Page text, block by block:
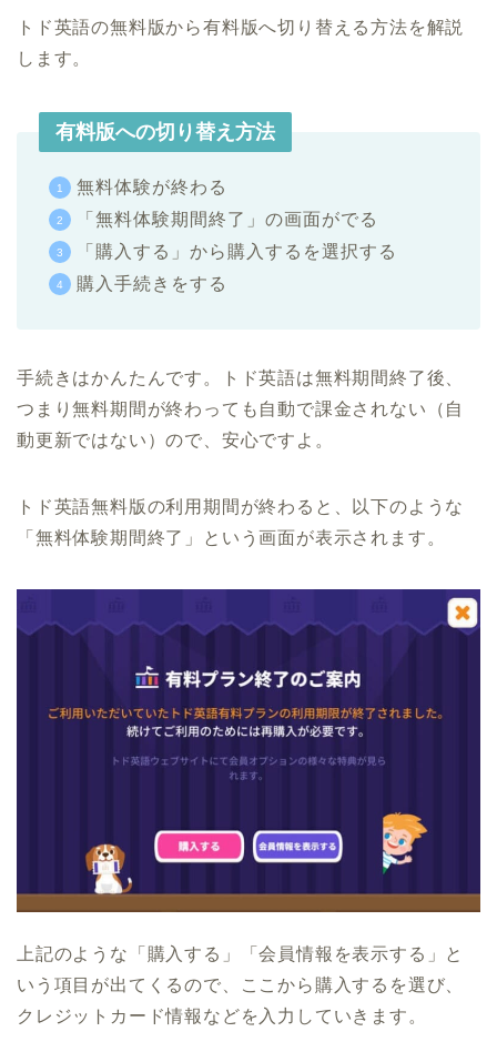
トド英語の無料版から有料版へ切り替える方法を解説
します。
有料版への切り替え方法
無料体験が終わる
「無料体験期間終了」の画面がでる
「購入する」から購入するを選択する
購入手続きをする
手続きはかんたんです。トド英語は無料期間終了後、
つまり無料期間が終わっても自動で課金されない（自
動更新ではない）ので、安心ですよ。
トド英語無料版の利用期間が終わると、以下のような
「無料体験期間終了」という画面が表示されます。
上記のような「購入する」「会員情報を表示する」と
いう項目が出てくるので、ここから購入するを選び、
クレジットカード情報などを入力していきます。